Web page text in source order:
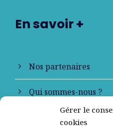
Gérer le
cookies
En savoir +
Nos partenaires
Qui sommes-nous ?
Contactez-nous